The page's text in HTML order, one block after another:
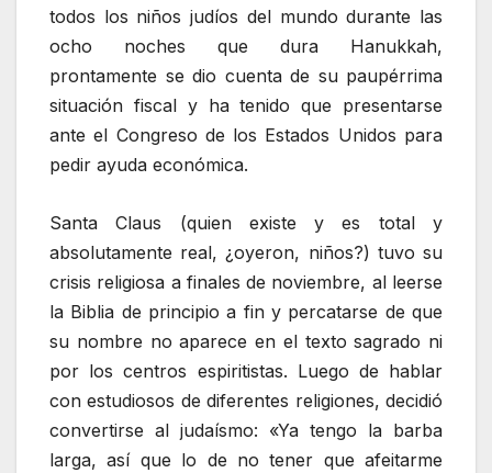
todos los niños judíos del mundo durante las
ocho noches que dura Hanukkah,
prontamente se dio cuenta de su paupérrima
situación fiscal y ha tenido que presentarse
ante el Congreso de los Estados Unidos para
pedir ayuda económica.
Santa Claus (quien existe y es total y
absolutamente real, ¿oyeron, niños?) tuvo su
crisis religiosa a finales de noviembre, al leerse
la Biblia de principio a fin y percatarse de que
su nombre no aparece en el texto sagrado ni
por los centros espiritistas. Luego de hablar
con estudiosos de diferentes religiones, decidió
convertirse al judaísmo: «Ya tengo la barba
larga, así que lo de no tener que afeitarme